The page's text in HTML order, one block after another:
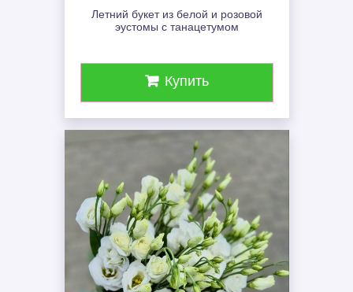
Летний букет из белой и розовой
эустомы с танацетумом
Купить